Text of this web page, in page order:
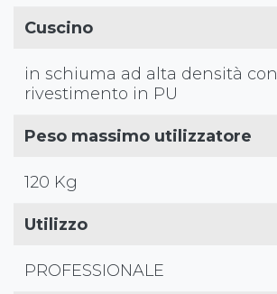
Cuscino
in schiuma ad alta densità con
rivestimento in PU
Peso massimo utilizzatore
120 Kg
Utilizzo
PROFESSIONALE